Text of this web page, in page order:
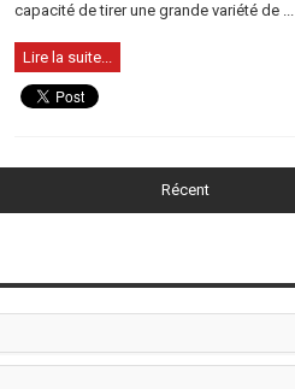
capacité de tirer une grande variété de ...
Lire la suite...
Récent